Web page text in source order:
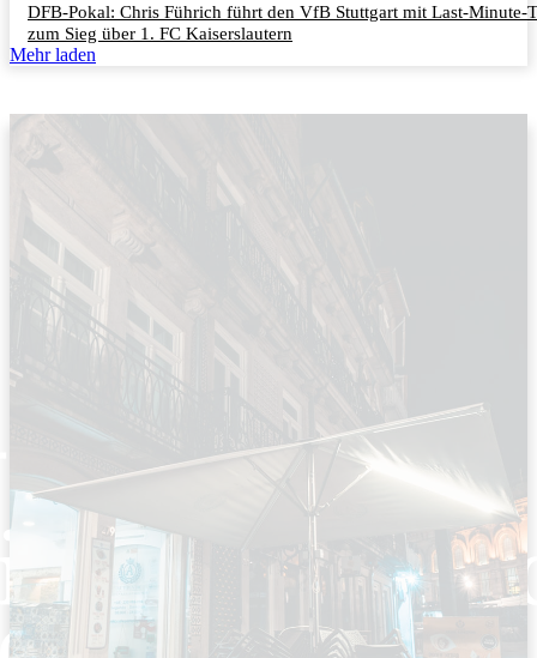
DFB-Pokal: Chris Führich führt den VfB Stuttgart mit Last-Minute-
zum Sieg über 1. FC Kaiserslautern
Mehr laden